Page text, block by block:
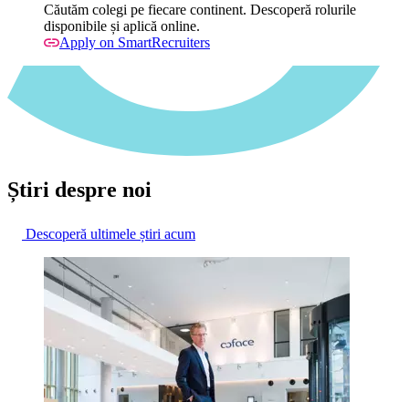
Căutăm colegi pe fiecare continent. Descoperă rolurile
disponibile și aplică online.
Apply on SmartRecruiters
Știri despre noi
Descoperă ultimele știri acum